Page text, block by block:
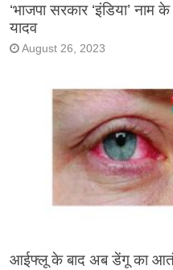
‘भाजपा सरकार ‘इंडिया’
यादव
August 26, 2023
आईफ्लू के बाद अब डेंगू का